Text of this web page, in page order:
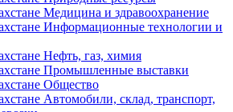
Медицина и здравоохранение
Информационные технологии и
Нефть, газ, химия
Промышленные выставки
Общество
Автомобили, склад, транспорт,